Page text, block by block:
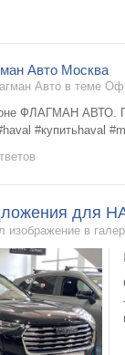
Авто Москва
Авто в теме
ФЛАГМАН АВТО.
#купитьhaval
для
изображение в